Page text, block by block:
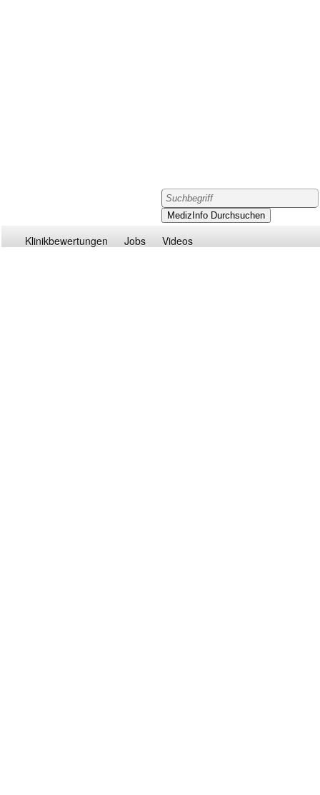
Klinikbewertungen Jobs Videos